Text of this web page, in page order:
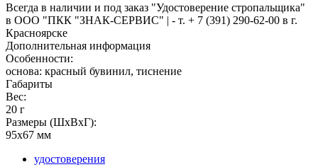
Всегда в наличии и под заказ "Удостоверение стропальщика"
в ООО "ПКК "ЗНАК-СЕРВИС" | - т. + 7 (391) 290-62-00 в г.
Красноярске
Дополнительная информация
Особенности:
основа: красный бувинил, тиснение
Габариты
Вес:
20 г
Размеры (ШxВxГ):
95x67 мм
удостоверения